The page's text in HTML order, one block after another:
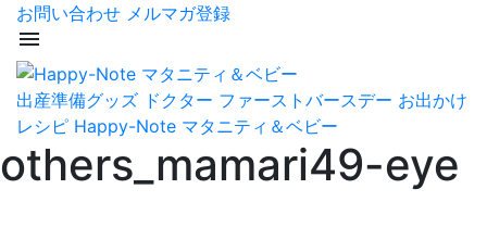
お問い合わせ メルマガ登録
menu
出産準備グッズ ドクター ファーストバースデー お出かけ
レシピ Happy-Note マタニティ＆ベビー
others_mamari49-eye